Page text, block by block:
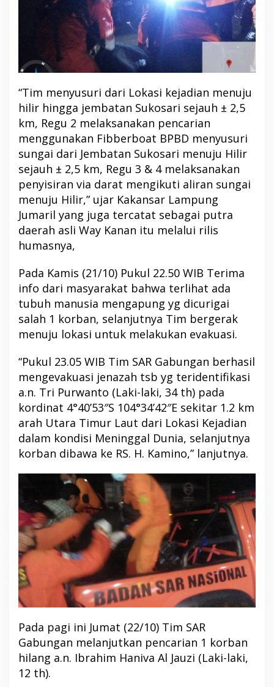
“Tim menyusuri dari Lokasi kejadian menuju
hilir hingga jembatan Sukosari sejauh ± 2,5
km, Regu 2 melaksanakan pencarian
menggunakan Fibberboat BPBD menyusuri
sungai dari Jembatan Sukosari menuju Hilir
sejauh ± 2,5 km, Regu 3 & 4 melaksanakan
penyisiran via darat mengikuti aliran sungai
menuju Hilir,” ujar Kakansar Lampung
Jumaril yang juga tercatat sebagai putra
daerah asli Way Kanan itu melalui rilis
humasnya,
Pada Kamis (21/10) Pukul 22.50 WIB Terima
info dari masyarakat bahwa terlihat ada
tubuh manusia mengapung yg dicurigai
salah 1 korban, selanjutnya Tim bergerak
menuju lokasi untuk melakukan evakuasi.
“Pukul 23.05 WIB Tim SAR Gabungan berhasil
mengevakuasi jenazah tsb yg teridentifikasi
a.n. Tri Purwanto (Laki-laki, 34 th) pada
kordinat 4°40’53″S 104°34’42″E sekitar 1.2 km
arah Utara Timur Laut dari Lokasi Kejadian
dalam kondisi Meninggal Dunia, selanjutnya
korban dibawa ke RS. H. Kamino,” lanjutnya.
Pada pagi ini Jumat (22/10) Tim SAR
Gabungan melanjutkan pencarian 1 korban
hilang a.n. Ibrahim Haniva Al Jauzi (Laki-laki,
12 th).